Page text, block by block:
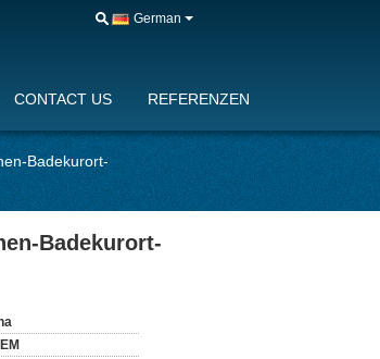
German
CONTACT US REFERENZEN
Badekurort-
Badekurort-